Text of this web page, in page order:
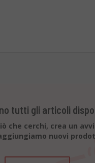
tutti gli articoli
che cerchi, crea un
nuovi